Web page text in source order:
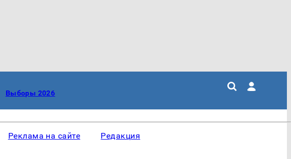
Выборы 2026
Реклама на сайте Редакция